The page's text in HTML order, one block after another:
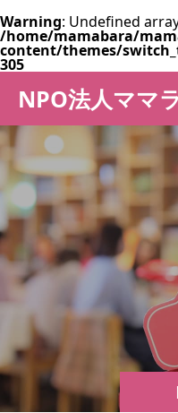
Warning: Undefined
/home/mamabara/
content/themes/
305
NPO法人ママ